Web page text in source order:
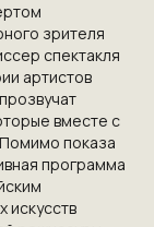
зрителя
спектакля
артистов
вместе с
показа
программа
искусств